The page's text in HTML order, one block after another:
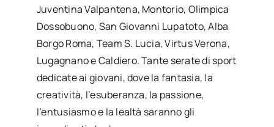
Juventina Valpantena, Montorio, Olimpica
Dossobuono, San Giovanni Lupatoto, Alba
Borgo Roma, Team S. Lucia, Virtus Verona,
Lugagnano e Caldiero. Tante serate di sport
dedicate ai giovani, dove la fantasia, la
creatività, l’esuberanza, la passione,
l’entusiasmo e la lealtà saranno gli